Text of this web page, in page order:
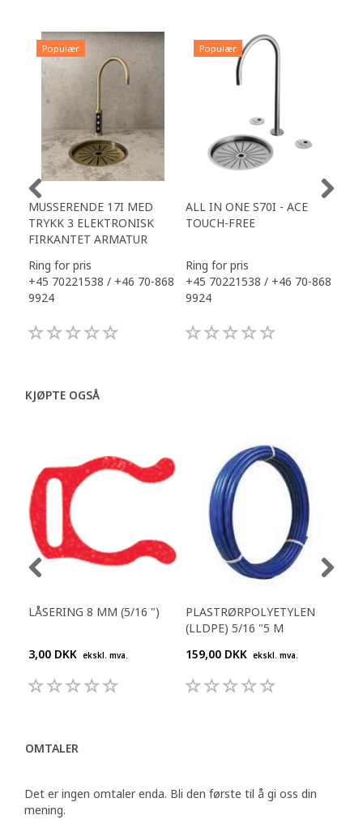
Populær
MUSSERENDE 17I MED
TRYKK 3 ELEKTRONISK
FIRKANTET ARMATUR
Ring for pris
+45 70221538 / +46 70-868
9924
Populær
ALL IN ONE S70I - ACE
TOUCH-FREE
Ring for pris
+45 70221538 / +46 70-868
9924
KJØPTE OGSÅ
LÅSERING 8 MM (5/16 ")
3,00 DKK ekskl. mva.
PLASTRØRPOLYETYLEN
(LLDPE) 5/16 "5 M
159,00 DKK ekskl. mva.
OMTALER
Det er ingen omtaler enda. Bli den første til å gi oss din
mening.